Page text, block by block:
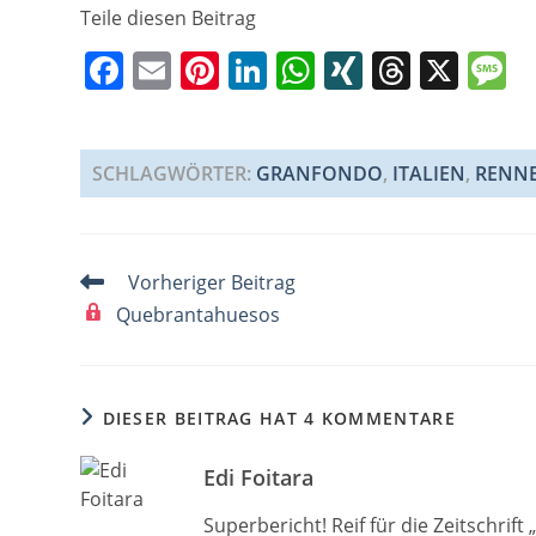
Teile diesen Beitrag
F
c
e
o
o
k
E
ai
l
Pi
er
e
Li
k
e
W
at
s
XI
G
T
re
a
X
a
SCHLAGWÖRTER: GRANFONDO, ITALIEN,
Weitere
Artikel
ansehen
Vorheriger Beitrag
Quebrantahuesos
DIESER BEITRAG HAT 4 KOMMENTARE
Edi Foitara
Superbericht! Reif für die Zeitschrift